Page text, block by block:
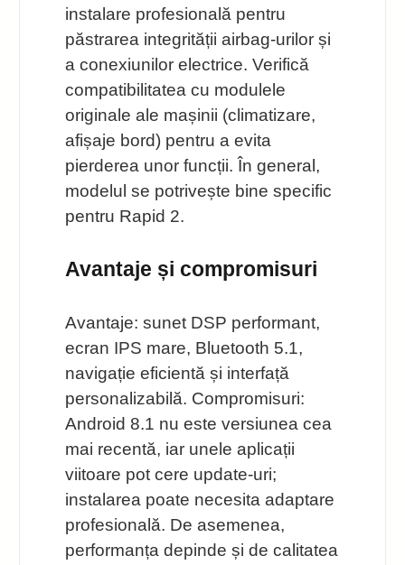
instalare profesională pentru
păstrarea integrității airbag-urilor și
a conexiunilor electrice. Verifică
compatibilitatea cu modulele
originale ale mașinii (climatizare,
afișaje bord) pentru a evita
pierderea unor funcții. În general,
modelul se potrivește bine specific
pentru Rapid 2.
Avantaje și compromisuri
Avantaje: sunet DSP performant,
ecran IPS mare, Bluetooth 5.1,
navigație eficientă și interfață
personalizabilă. Compromisuri:
Android 8.1 nu este versiunea cea
mai recentă, iar unele aplicații
viitoare pot cere update-uri;
instalarea poate necesita adaptare
profesională. De asemenea,
performanța depinde și de calitatea